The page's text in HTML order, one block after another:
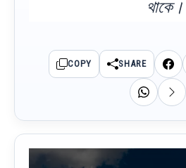
থাকে।
COPY SHARE